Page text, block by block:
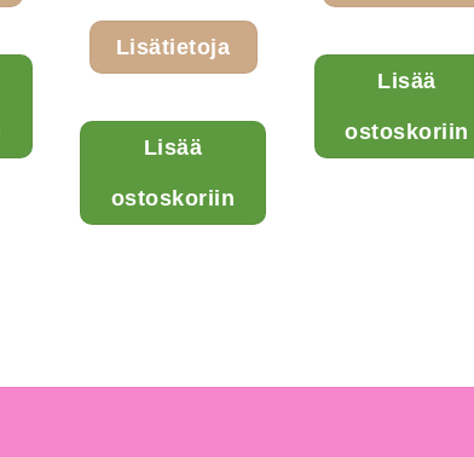
tuotteella
useampi
muunnelma.
Lisätietoja
Lisää
ostoskoriin
Lisää
ostoskoriin